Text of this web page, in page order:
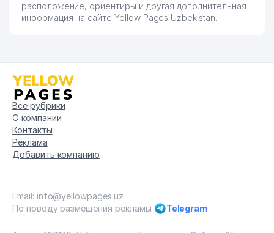
расположение, ориентиры и другая дополнительная
информация на сайте Yellow Pages Uzbekistan.
Все рубрики
О компании
Контакты
Реклама
Добавить компанию
Email: info@yellowpages.uz
По поводу размещения рекламы
Telegram